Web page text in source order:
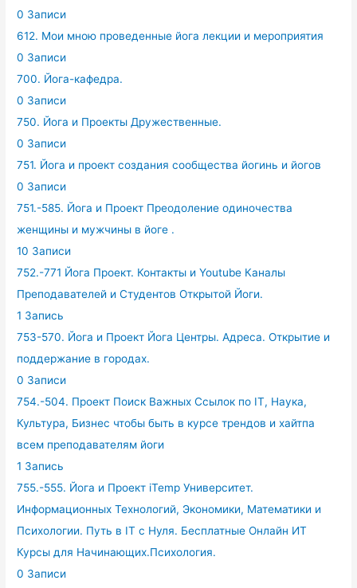
0 Записи
612. Мои мною проведенные йога лекции и мероприятия
0 Записи
700. Йога-кафедра.
0 Записи
750. Йога и Проекты Дружественные.
0 Записи
751. Йога и проект создания сообщества йогинь и йогов
0 Записи
751.-585. Йога и Проект Преодоление одиночества
женщины и мужчины в йоге .
10 Записи
752.-771 Йога Проект. Контакты и Youtube Каналы
Преподавателей и Студентов Открытой Йоги.
1 Запись
753-570. Йога и Проект Йога Центры. Адреса. Открытие и
поддержание в городах.
0 Записи
754.-504. Проект Поиск Важных Ссылок по IT, Наука,
Культура, Бизнес чтобы быть в курсе трендов и хайтпа
всем преподавателям йоги
1 Запись
755.-555. Йога и Проект iTemp Университет.
Информационных Технологий, Экономики, Математики и
Психологии. Путь в IT с Нуля. Бесплатные Онлайн ИТ
Курсы для Начинающих.Психология.
0 Записи